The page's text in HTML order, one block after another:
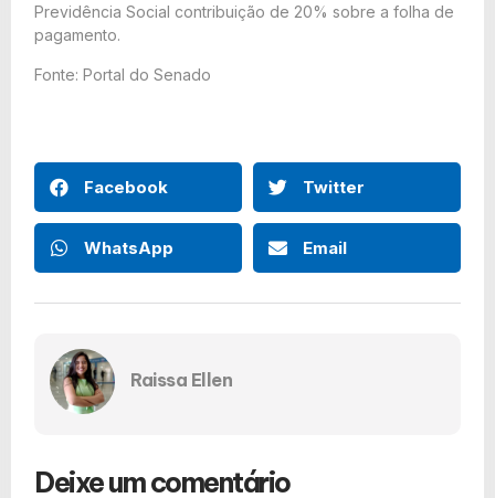
Previdência Social contribuição de 20% sobre a folha de
pagamento.
Fonte: Portal do Senado
Facebook Twitter
WhatsApp Email
Raissa Ellen
Deixe um comentário